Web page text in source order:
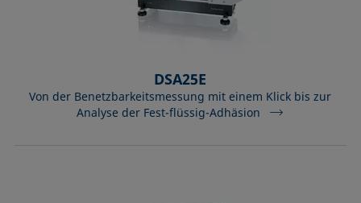
DSA25E
Von der Benetzbarkeitsmessung mit einem Klick bis zur
Analyse der Fest-flüssig-Adhäsion